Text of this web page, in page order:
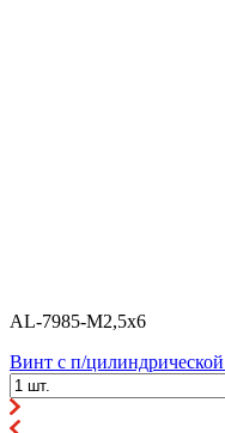
AL-7985-M2,5x6
Винт с п/